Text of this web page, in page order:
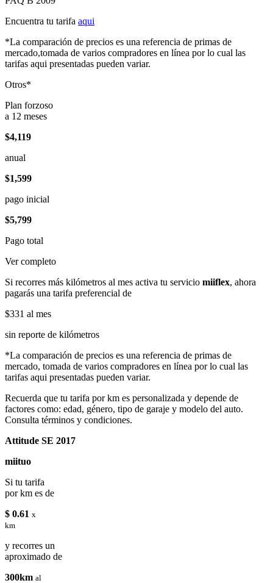
Encuentra tu tarifa aqui
*La comparación de precios es una referencia de primas de
mercado,tomada de varios compradores en línea por lo cual las
tarifas aqui presentadas pueden variar.
Otros*
Plan forzoso
a 12 meses
$4,119
anual
$1,599
pago inicial
$5,799
Pago total
Ver completo
Si recorres más kilómetros al mes activa tu servicio miiflex, ahora
pagarás una tarifa preferencial de
$331 al mes
sin reporte de kilómetros
*La comparación de precios es una referencia de primas de
mercado, tomada de varios compradores en línea por lo cual las
tarifas aqui presentadas pueden variar.
Recuerda que tu tarifa por km es personalizada y depende de
factores como: edad, género, tipo de garaje y modelo del auto.
Consulta términos y condiciones.
Attitude SE 2017
miituo
Si tu tarifa
por km es de
$ 0.61 x
km
y recorres un
aproximado de
300km al